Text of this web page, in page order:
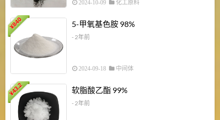
2024-10-09 化工原料
¥
840 5-甲氧基色胺 98%
- 2年前
2024-09-18 中间体
¥
43.2 软脂酸乙酯 99%
- 2年前